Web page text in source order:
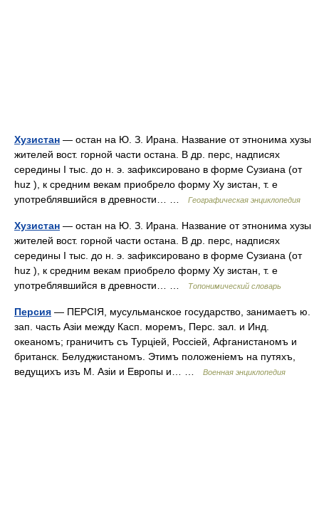
Хузистан — остан на Ю. З. Ирана. Название от этнонима хузы
жителей вост. горной части остана. В др. перс, надписях
середины I тыс. до н. э. зафиксировано в форме Сузиана (от
huz ), к средним векам приобрело форму Ху зистан, т. е
употреблявшийся в древности… …
Географическая энциклопедия
Хузистан — остан на Ю. З. Ирана. Название от этнонима хузы
жителей вост. горной части остана. В др. перс, надписях
середины I тыс. до н. э. зафиксировано в форме Сузиана (от
huz ), к средним векам приобрело форму Ху зистан, т. е
употреблявшийся в древности… …
Топонимический словарь
Персия — ПЕРСІЯ, мусульманское государство, занимаетъ ю.
зап. часть Азіи между Касп. моремъ, Перс. зал. и Инд.
океаномъ; граничитъ съ Турціей, Россіей, Афганистаномъ и
британск. Белуджистаномъ. Этимъ положеніемъ на путяхъ,
ведущихъ изъ М. Азіи и Европы и… …
Военная энциклопедия